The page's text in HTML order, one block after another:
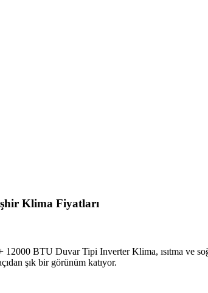
Klima Fiyatları
BTU Duvar Tipi Inverter Klima, ısıtma ve
şık bir görünüm katıyor.